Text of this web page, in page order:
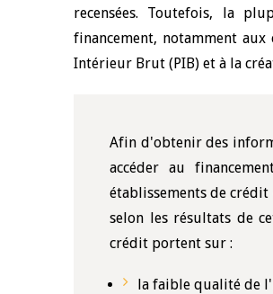
recensées. Toutefois, la
financement, notamment
Intérieur Brut (PIB) et à la
Afin d'obtenir des
accéder au
établissements de crédit
selon les résultats de
crédit portent sur :
la faible qualité de